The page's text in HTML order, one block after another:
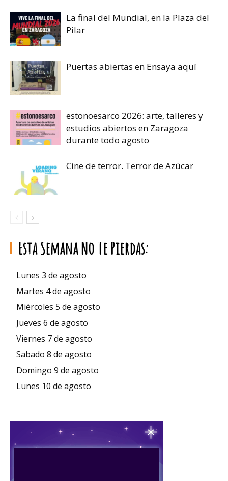
La final del Mundial, en la Plaza del
Pilar
Puertas abiertas en Ensaya aquí
estonoesarco 2026: arte, talleres y
estudios abiertos en Zaragoza
durante todo agosto
Cine de terror. Terror de Azúcar
Esta Semana No Te Pierdas:
Lunes 3 de agosto
Martes 4 de agosto
Miércoles 5 de agosto
Jueves 6 de agosto
Viernes 7 de agosto
Sabado 8 de agosto
Domingo 9 de agosto
Lunes 10 de agosto